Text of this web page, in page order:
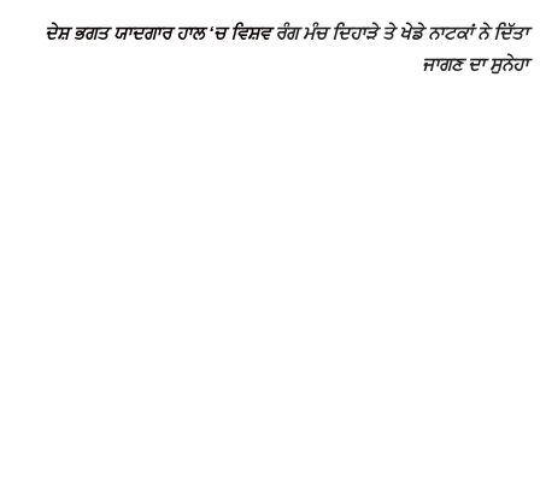
ਦੇਸ਼ ਭਗਤ ਯਾਦਗਾਰ ਹਾਲ ‘ਚ ਵਿਸ਼ਵਰੰਗ ਮੰਚ ਦਿਹਾੜੇ ਤੇ ਖੇਡੇ ਨਾਟਕਾਂ ਨੇ ਦਿੱਤਾ
ਜਾਗਣ ਦਾ ਸੁਨੇਹਾ